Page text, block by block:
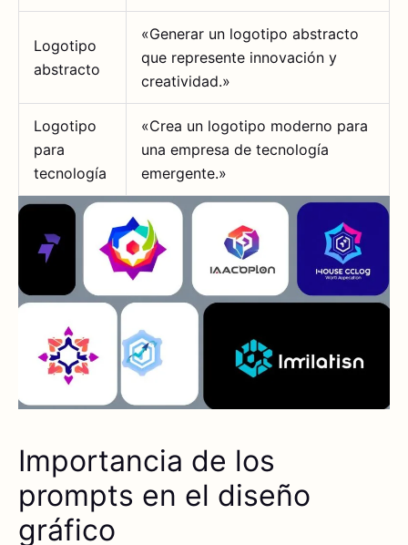
Logotipo
abstracto
«Generar un logotipo abstracto
que represente innovación y
creatividad.»
Logotipo
para
tecnología
«Crea un logotipo moderno para
una empresa de tecnología
emergente.»
Importancia de los
prompts en el diseño
gráfico